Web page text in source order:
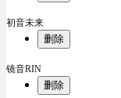
初音未来
删除
镜音RIN
删除